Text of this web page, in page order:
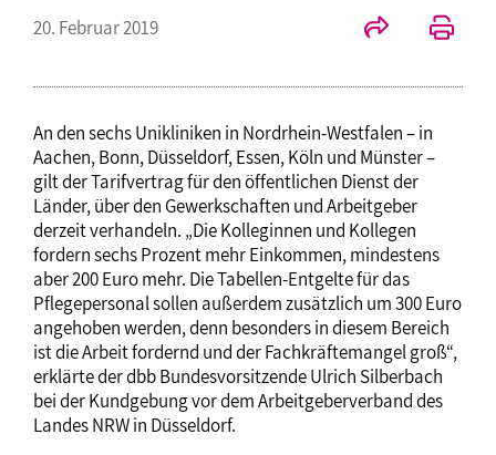
20. Februar 2019
An den sechs Unikliniken in Nordrhein-Westfalen – in
Aachen, Bonn, Düsseldorf, Essen, Köln und Münster –
gilt der Tarifvertrag für den öffentlichen Dienst der
Länder, über den Gewerkschaften und Arbeitgeber
derzeit verhandeln. „Die Kolleginnen und Kollegen
fordern sechs Prozent mehr Einkommen, mindestens
aber 200 Euro mehr. Die Tabellen-Entgelte für das
Pflegepersonal sollen außerdem zusätzlich um 300 Euro
angehoben werden, denn besonders in diesem Bereich
ist die Arbeit fordernd und der Fachkräftemangel groß“,
erklärte der dbb Bundesvorsitzende Ulrich Silberbach
bei der Kundgebung vor dem Arbeitgeberverband des
Landes NRW in Düsseldorf.